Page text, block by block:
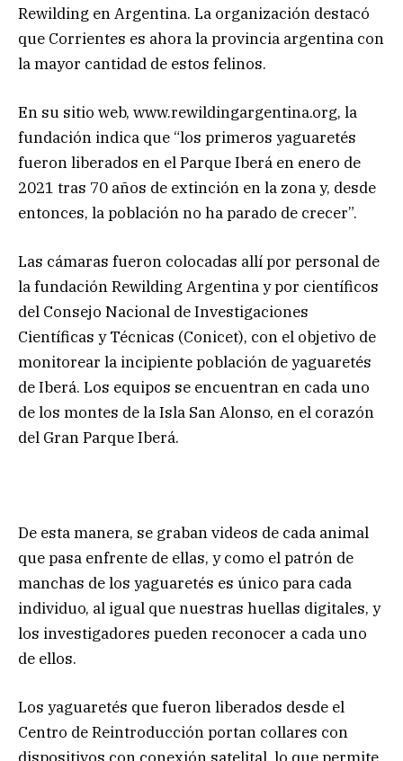
Rewilding en Argentina. La organización destacó
que Corrientes es ahora la provincia argentina con
la mayor cantidad de estos felinos.
En su sitio web, www.rewildingargentina.org, la
fundación indica que “los primeros yaguaretés
fueron liberados en el Parque Iberá en enero de
2021 tras 70 años de extinción en la zona y, desde
entonces, la población no ha parado de crecer”.
Las cámaras fueron colocadas allí por personal de
la fundación Rewilding Argentina y por científicos
del Consejo Nacional de Investigaciones
Científicas y Técnicas (Conicet), con el objetivo de
monitorear la incipiente población de yaguaretés
de Iberá. Los equipos se encuentran en cada uno
de los montes de la Isla San Alonso, en el corazón
del Gran Parque Iberá.
De esta manera, se graban videos de cada animal
que pasa enfrente de ellas, y como el patrón de
manchas de los yaguaretés es único para cada
individuo, al igual que nuestras huellas digitales, y
los investigadores pueden reconocer a cada uno
de ellos.
Los yaguaretés que fueron liberados desde el
Centro de Reintroducción portan collares con